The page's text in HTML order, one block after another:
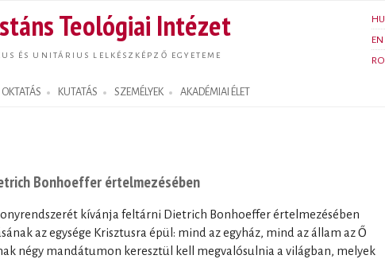
tartalomra
Teológiai Intézet
ÉS UNITÁRIUS LELKÉSZKÉPZŐ EGYETEME
HU
EN
RO
OKTATÁS KUTATÁS SZEMÉLYEK AKADÉMIAI ÉLET
Bonhoeffer értelmezésében
kívánja feltárni Dietrich Bonhoeffer értelmezésében
az egysége Krisztusra épül: mind az egyház, mind az állam az Ő
négy mandátumon keresztül kell megvalósulnia a világban, melyek